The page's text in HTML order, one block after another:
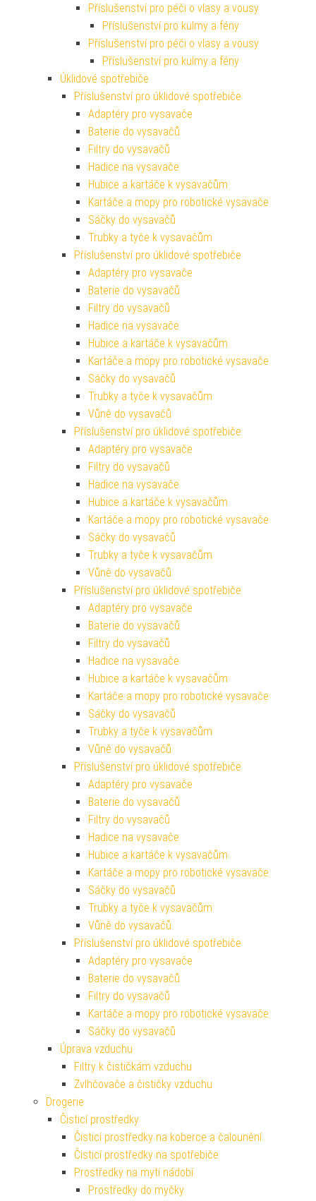
Příslušenství pro péči o vlasy a vousy
Příslušenství pro kulmy a fény
Příslušenství pro péči o vlasy a vousy
Příslušenství pro kulmy a fény
Úklidové spotřebiče
Příslušenství pro úklidové spotřebiče
Adaptéry pro vysavače
Baterie do vysavačů
Filtry do vysavačů
Hadice na vysavače
Hubice a kartáče k vysavačům
Kartáče a mopy pro robotické vysavače
Sáčky do vysavačů
Trubky a tyče k vysavačům
Příslušenství pro úklidové spotřebiče
Adaptéry pro vysavače
Baterie do vysavačů
Filtry do vysavačů
Hadice na vysavače
Hubice a kartáče k vysavačům
Kartáče a mopy pro robotické vysavače
Sáčky do vysavačů
Trubky a tyče k vysavačům
Vůně do vysavačů
Příslušenství pro úklidové spotřebiče
Adaptéry pro vysavače
Filtry do vysavačů
Hadice na vysavače
Hubice a kartáče k vysavačům
Kartáče a mopy pro robotické vysavače
Sáčky do vysavačů
Trubky a tyče k vysavačům
Vůně do vysavačů
Příslušenství pro úklidové spotřebiče
Adaptéry pro vysavače
Baterie do vysavačů
Filtry do vysavačů
Hadice na vysavače
Hubice a kartáče k vysavačům
Kartáče a mopy pro robotické vysavače
Sáčky do vysavačů
Trubky a tyče k vysavačům
Vůně do vysavačů
Příslušenství pro úklidové spotřebiče
Adaptéry pro vysavače
Baterie do vysavačů
Filtry do vysavačů
Hadice na vysavače
Hubice a kartáče k vysavačům
Kartáče a mopy pro robotické vysavače
Sáčky do vysavačů
Trubky a tyče k vysavačům
Vůně do vysavačů
Příslušenství pro úklidové spotřebiče
Adaptéry pro vysavače
Baterie do vysavačů
Filtry do vysavačů
Kartáče a mopy pro robotické vysavače
Sáčky do vysavačů
Úprava vzduchu
Filtry k čističkám vzduchu
Zvlhčovače a čističky vzduchu
Drogerie
Čisticí prostředky
Čisticí prostředky na koberce a čalounění
Čisticí prostředky na spotřebiče
Prostředky na mytí nádobí
Prostředky do myčky